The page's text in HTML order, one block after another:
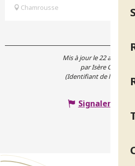
Chamrousse
Mis à jour le 22 août 2024
par Isère Cheval
(Identifiant de l'offre :
Signaler une